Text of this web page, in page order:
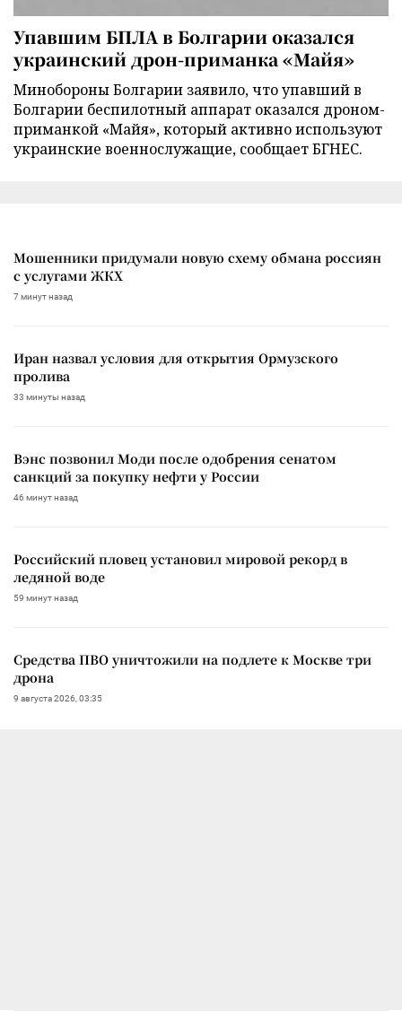
Упавшим БПЛА в Болгарии оказался
украинский дрон-приманка «Майя»
Минобороны Болгарии заявило, что упавший в
Болгарии беспилотный аппарат оказался дроном-
приманкой «Майя», который активно используют
украинские военнослужащие, сообщает БГНЕС.
Мошенники придумали новую схему обмана россиян
с услугами ЖКХ
7 минут назад
Иран назвал условия для открытия Ормузского
пролива
33 минуты назад
Вэнс позвонил Моди после одобрения сенатом
санкций за покупку нефти у России
46 минут назад
Российский пловец установил мировой рекорд в
ледяной воде
59 минут назад
Средства ПВО уничтожили на подлете к Москве три
дрона
9 августа 2026, 03:35